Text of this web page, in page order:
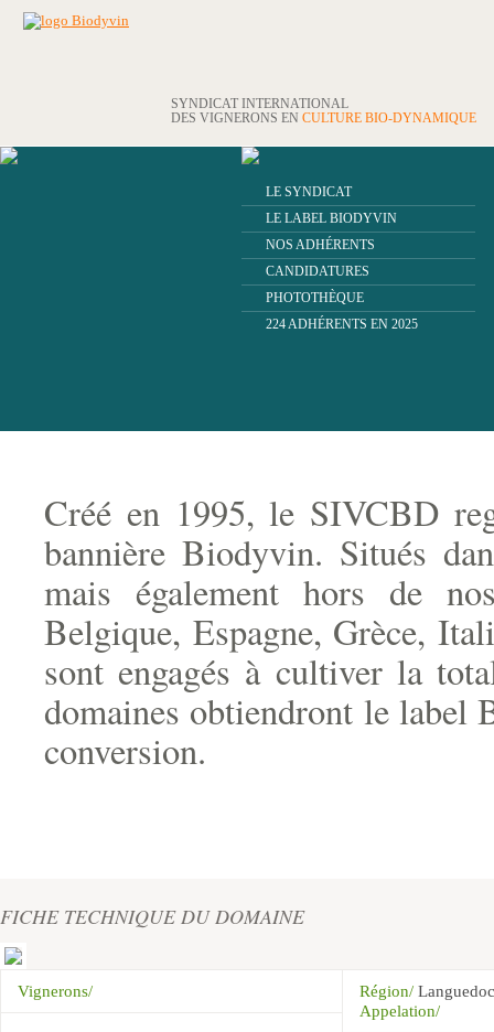
SYNDICAT INTERNATIONAL
DES VIGNERONS EN CULTURE BIO-DYNAMIQUE
LE SYNDICAT
LE LABEL BIODYVIN
NOS ADHÉRENTS
CANDIDATURES
PHOTOTHÈQUE
224 ADHÉRENTS EN 2025
Créé en 1995, le SIVCBD
bannière Biodyvin. Situés
mais également hors de
Belgique, Espagne, Grèce,
sont engagés à cultiver la
domaines obtiendront le label
conversion.
FICHE TECHNIQUE DU DOMAINE
Vignerons/ Région/
Appelation/